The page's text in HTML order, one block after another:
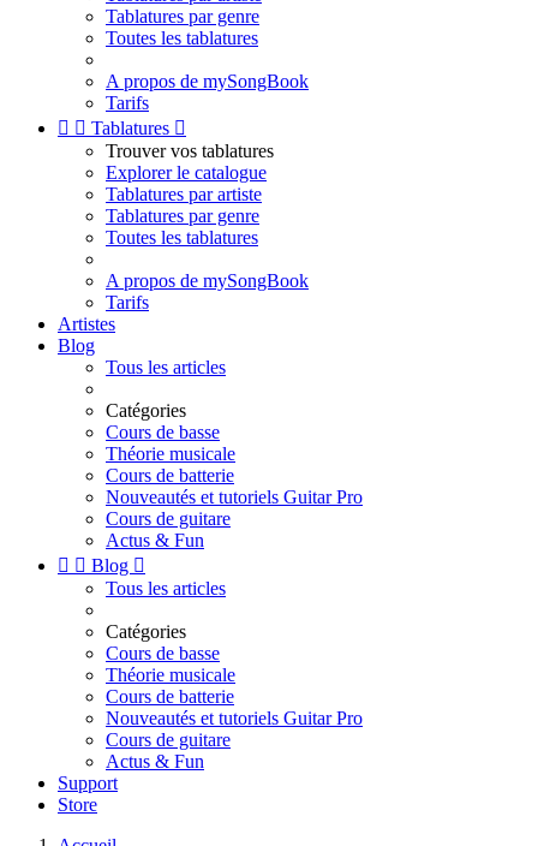
Tablatures par genre
Toutes les tablatures
A propos de mySongBook
Tarifs
  Tablatures 
Trouver vos tablatures
Explorer le catalogue
Tablatures par artiste
Tablatures par genre
Toutes les tablatures
A propos de mySongBook
Tarifs
Artistes
Blog
Tous les articles
Catégories
Cours de basse
Théorie musicale
Cours de batterie
Nouveautés et tutoriels Guitar Pro
Cours de guitare
Actus & Fun
  Blog 
Tous les articles
Catégories
Cours de basse
Théorie musicale
Cours de batterie
Nouveautés et tutoriels Guitar Pro
Cours de guitare
Actus & Fun
Support
Store